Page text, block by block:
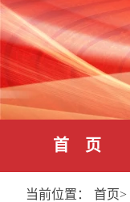
首 页
当前位置： 首页>